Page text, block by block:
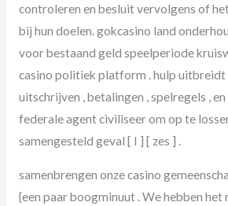
controleren en besluit vervolgens of
bij hun doelen. gokcasino land
voor bestaand geld speelperiode
casino politiek platform . hulp uitbreidt
uitschrijven , betalingen , spelregels ,
federale agent civiliseer om op te
samengesteld geval [ I ] [ zes ] .
samenbrengen onze casino
{een paar boogminuut . We hebben